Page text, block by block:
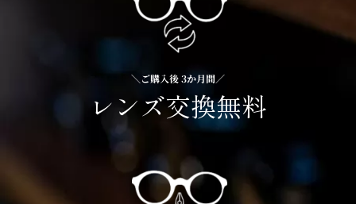
＼ご購入後 3か月間／
レンズ交換無料